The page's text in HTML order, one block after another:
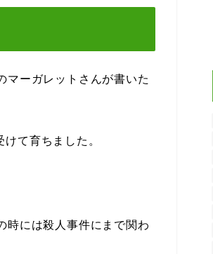
マーガレットさんが書いた
て育ちました。
時には殺人事件にまで関わ